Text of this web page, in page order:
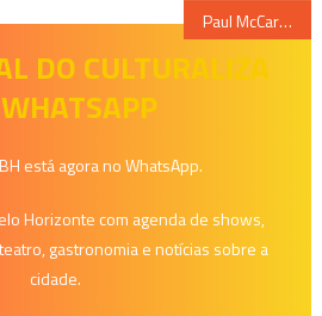
Paul McCartney lota Arena MRV comprovando que sua música ultrapassa gerações
DO CULTURALIZA
está agora no WhatsApp.
Horizonte com agenda de shows,
gastronomia e notícias sobre a
cidade.